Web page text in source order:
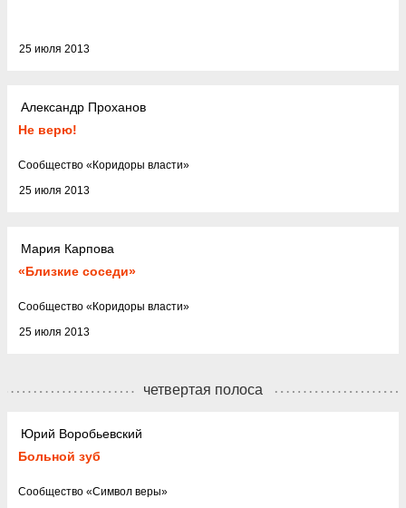
25 июля 2013
Александр Проханов
Не верю!
25 июля 2013
Cообщество «Коридоры власти»
Мария Карпова
«Близкие соседи»
25 июля 2013
Cообщество «Коридоры власти»
четвертая полоса
Юрий Воробьевский
Больной зуб
Cообщество «Символ веры»